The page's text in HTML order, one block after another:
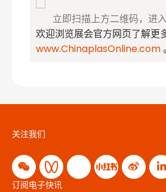
立即扫描上方二维码，进
欢迎浏览展会官方网页了解更多
www.ChinaplasOnline.com。
关注我们
订阅电子快讯